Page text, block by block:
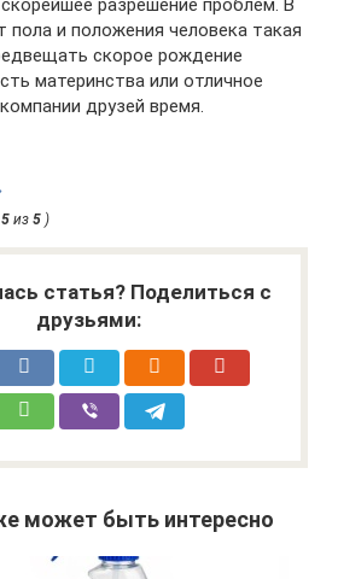
разрешение проблем. В
пола и положения человека такая
скорое рождение
материнства или отличное
друзей время.
5 из 5 )
статья? Поделиться с
друзьями:
может быть интересно